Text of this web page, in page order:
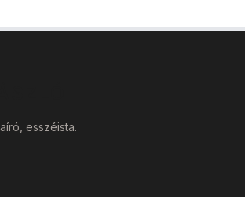
esszéista.